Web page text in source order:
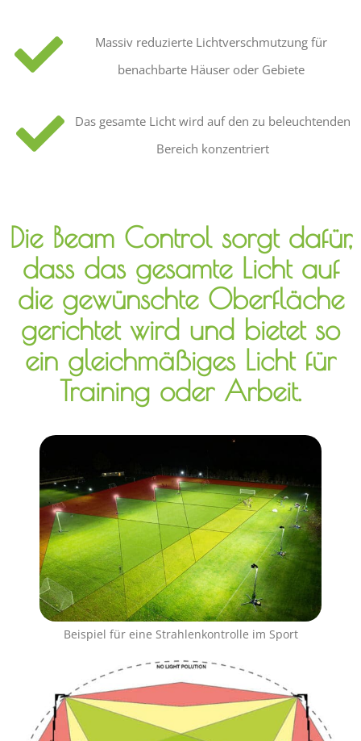
Massiv reduzierte Lichtverschmutzung für
benachbarte Häuser oder Gebiete
Das gesamte Licht wird auf den zu beleuchtenden
Bereich konzentriert
Die Beam Control sorgt dafür,
dass das gesamte Licht auf
die gewünschte Oberfläche
gerichtet wird und bietet so
ein gleichmäßiges Licht für
Training oder Arbeit.
Beispiel für eine Strahlenkontrolle im Sport